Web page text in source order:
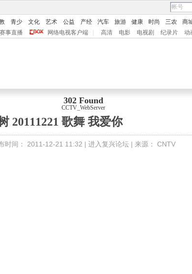
青少 文化 艺术 公益 产经 汽车 旅游 健康 时尚 三农 商
赛事直播 网络电视客户端 高清 电影 电视剧 纪录片 动
302 Found
CCTV_WebServer
20111221 歌舞 我爱你
时间： 2011-12-21 11:32 | 进入复兴论坛 | 来源： CNTV